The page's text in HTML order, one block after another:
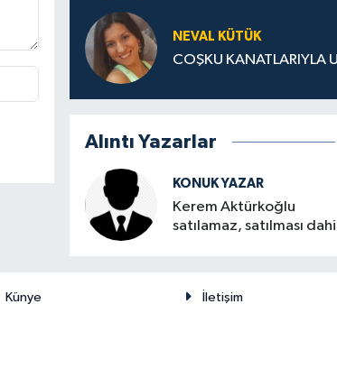
NEVAL KÜTÜK
COŞKU KANATLARIYLA
Alıntı Yazarlar
KONUK YAZAR
Kerem Aktürkoğlu
satılamaz, satılması dahi
Künye İletişim